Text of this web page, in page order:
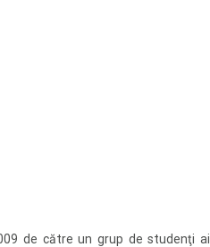
de către un grup de studenţi ai